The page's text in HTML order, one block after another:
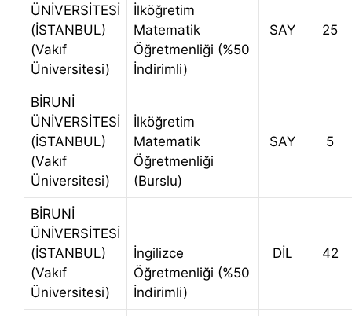
ÜNİVERSİTESİ
(İSTANBUL)
(Vakıf
Üniversitesi)
İlköğretim
Matematik
Öğretmenliği (%50
İndirimli)
SAY 25
BİRUNİ
ÜNİVERSİTESİ
(İSTANBUL)
(Vakıf
Üniversitesi)
İlköğretim
Matematik
Öğretmenliği
(Burslu)
SAY 5
BİRUNİ
ÜNİVERSİTESİ
(İSTANBUL)
(Vakıf
Üniversitesi)
İngilizce
Öğretmenliği (%50
İndirimli)
DİL 42